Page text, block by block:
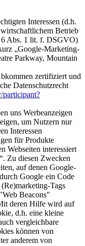
Interessen (d.h.
Betrieb
6 Abs. 1 lit. f. DSGVO)
„Google-Marketing-
Parkway, Mountain
zertifiziert und
Datenschutzrecht
uns Werbeanzeigen
um Nutzern nur
Interessen
für Produkte
Webseiten interessiert
Zu diesen Zwecken
auf denen Google-
Google ein Code
Tags
Beacons"
deren Hilfe wird auf
d.h. eine kleine
vergleichbare
können von
anderem von